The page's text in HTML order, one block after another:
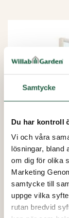
Samtycke
Du har kontroll
Vi och våra
lösningar, bland
om dig för olika
Marketing
samtycke till
uppge vilka
rutan bredvid
vänster sida
Genomtänkt
Vårt helt nya
lanserar det
marknaden har
beståndsdelar,
montage och
få till ett riktigt
Kvalitet i alla
Målet var att ta
Vår-Höst Max
WG 70
Från